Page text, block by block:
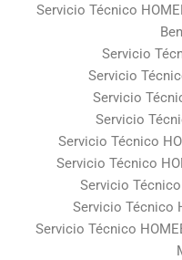
Servicio Técnico
Servicio
Servicio
Servicio
Servicio
Servicio Técnico
Servicio Técnico
Servicio
Servicio Técnico
Servicio Técnico